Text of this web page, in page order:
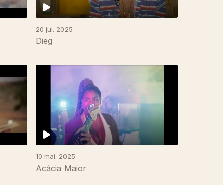
20 jul. 2025
Dieg
10 mai. 2025
Acácia Maior